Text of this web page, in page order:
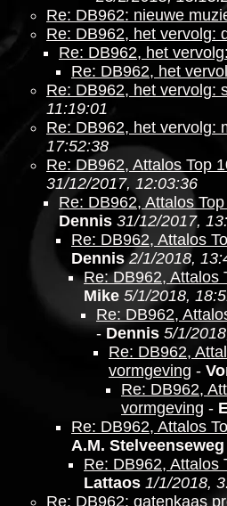
Re: DB962: nieuwe
Re: DB962, het vervolg:
Re: DB962, het
Re: DB962, het
Re: DB962, het vervolg:
11:19:01
Re: DB962, het vervolg:
17:52:38
Re: DB962, Attalos Top
31/12/2017, 12:03:36
Re: DB962, Attalos
Dennis 31/12/2017,
Re: DB962, Attalos
Dennis 2/1/2018,
Re: DB962, Attalos
Mike 5/1/2018,
Re: DB962,
- Dennis 5/1/
Re: DB962,
vormgeving -
Re: DB962,
vormgeving -
Re: DB962, Attalos
A.M. Stelveenseweg
Re: DB962, Attalos
Lattaos 1/1/2018,
Re: DB962: gatenkaas